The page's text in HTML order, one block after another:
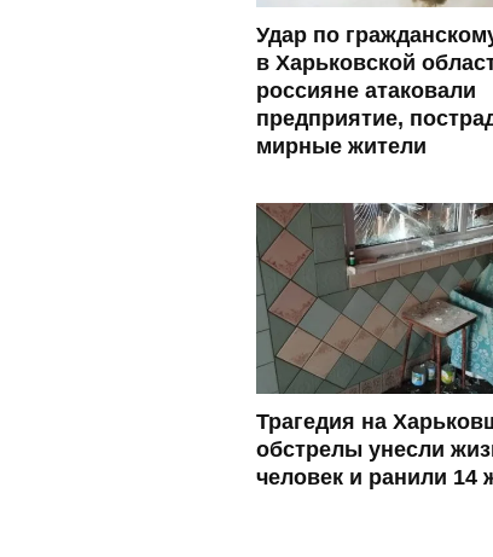
Удар по
в Харьковской
россияне атаковали
предприятие,
мирные жители
Трагедия на
обстрелы унесли
человек и ранили 14